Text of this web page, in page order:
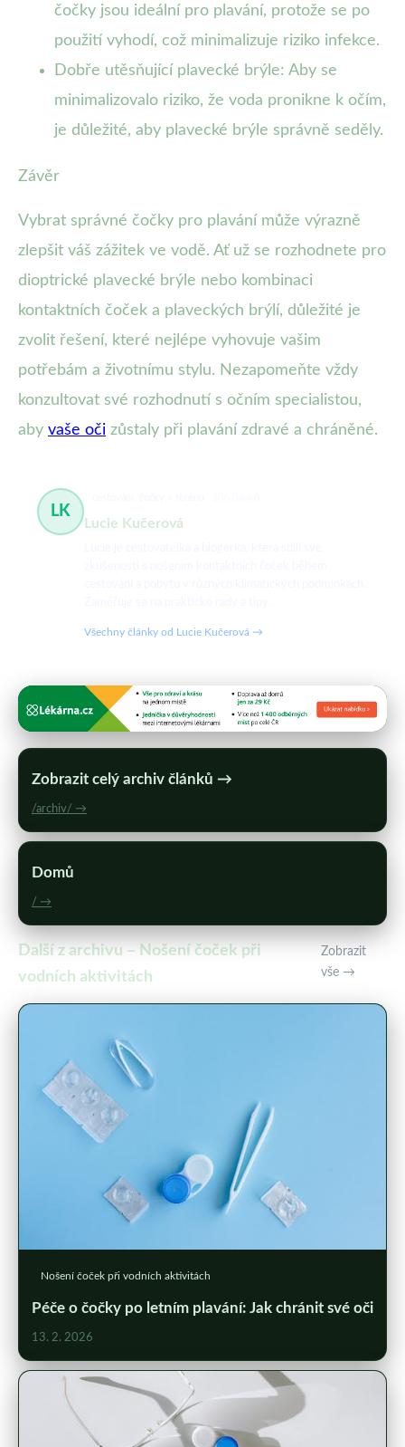
čočky jsou ideální pro plavání, protože se po
použití vyhodí, což minimalizuje riziko infekce.
Dobře utěsňující plavecké brýle: Aby se
minimalizovalo riziko, že voda pronikne k očím,
je důležité, aby plavecké brýle správně seděly.
Závěr
Vybrat správné čočky pro plavání může výrazně
zlepšit váš zážitek ve vodě. Ať už se rozhodnete pro
dioptrické plavecké brýle nebo kombinaci
kontaktních čoček a plaveckých brýlí, důležité je
zvolit řešení, které nejlépe vyhovuje vašim
potřebám a životnímu stylu. Nezapomeňte vždy
konzultovat své rozhodnutí s očním specialistou,
aby vaše oči zůstaly při plavání zdravé a chráněné.
LK
Lucie Kučerová
Všechny články od Lucie Kučerová →
Zobrazit celý archiv článků →
/archiv/ →
Domů
/ →
Další z archivu – Nošení čoček při
vodních aktivitách
Zobrazit
vše →
Nošení čoček při vodních aktivitách
Péče o čočky po letním plavání: Jak chránit své oči
13. 2. 2026